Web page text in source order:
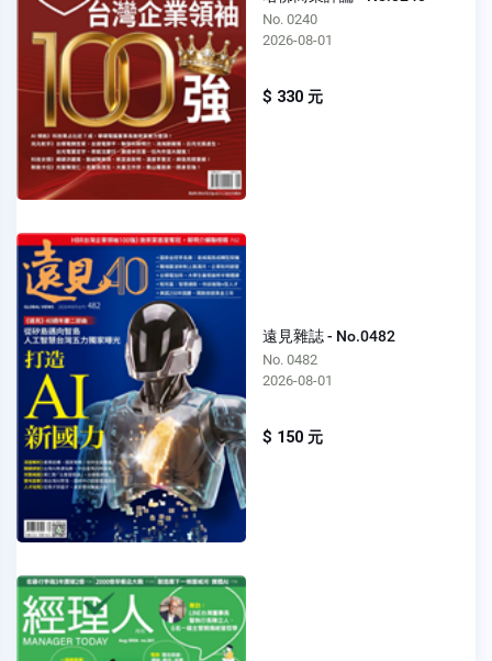
No. 0240
2026-08-01
$ 330 元
遠見雜誌 - No.0482
No. 0482
2026-08-01
$ 150 元